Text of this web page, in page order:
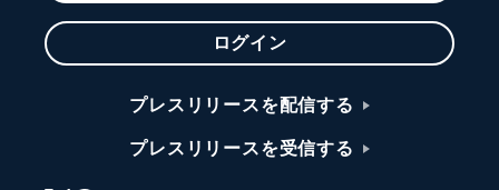
ログイン
プレスリリースを配信する
プレスリリースを受信する